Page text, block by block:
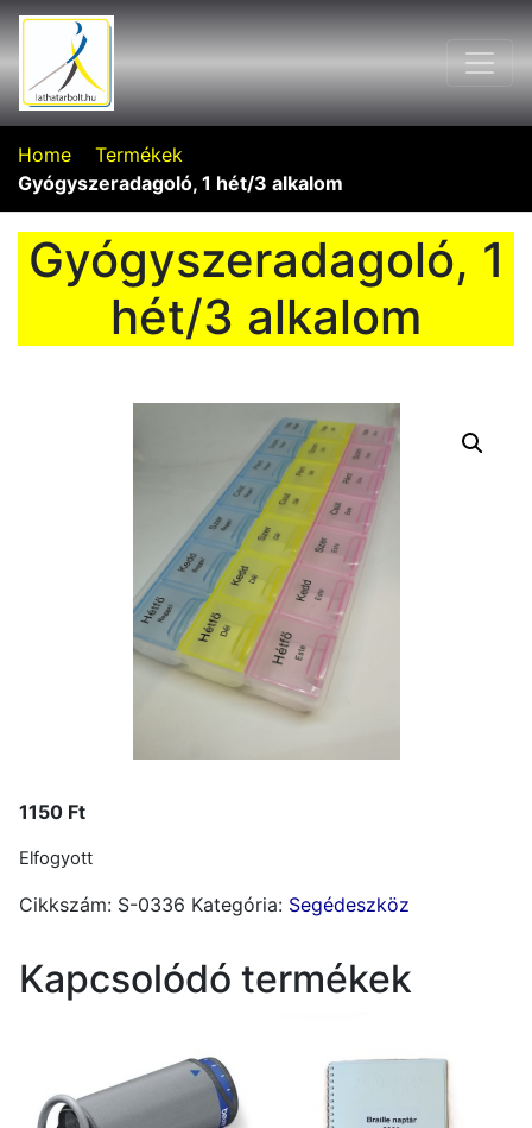
Home
Termékek
Gyógyszeradagoló, 1 hét/3 alkalom
Gyógyszeradagoló, 1
hét/3 alkalom
1150 Ft
Elfogyott
Cikkszám: S-0336 Kategória: Segédeszköz
Kapcsolódó termékek